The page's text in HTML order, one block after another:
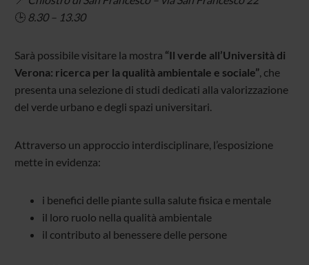
🕒 8.30 – 13.30
Sarà possibile visitare la mostra “Il verde all’Università di
Verona: ricerca per la qualità ambientale e sociale”, che
presenta una selezione di studi dedicati alla valorizzazione
del verde urbano e degli spazi universitari.
Attraverso un approccio interdisciplinare, l’esposizione
mette in evidenza:
i benefici delle piante sulla salute fisica e mentale
il loro ruolo nella qualità ambientale
il contributo al benessere delle persone